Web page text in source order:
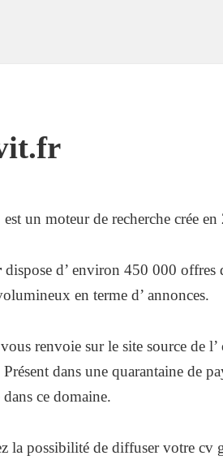
un moteur de recherche crée
dispose d’ environ 450 000 offres
en terme d’ annonces.
renvoie sur le site source de
dans une quarantaine de
dans ce domaine.
la possibilité de diffuser votre cv